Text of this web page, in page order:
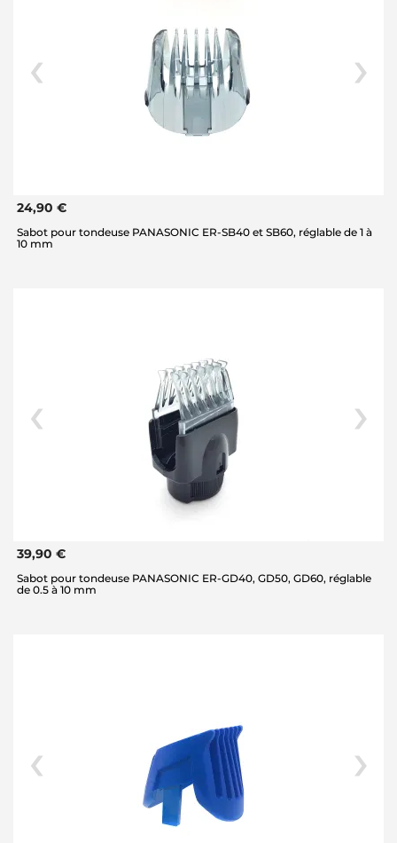
24,90 €
Sabot pour tondeuse PANASONIC ER-SB40 et SB60, réglable de 1 à
10 mm
39,90 €
Sabot pour tondeuse PANASONIC ER-GD40, GD50, GD60, réglable
de 0.5 à 10 mm